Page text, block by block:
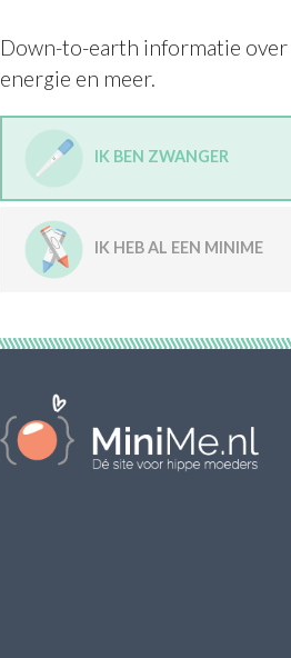
Down-to-earth informatie over
energie en meer.
IK BEN ZWANGER
IK HEB AL EEN MINIME